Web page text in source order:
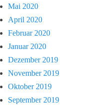
Mai 2020
April 2020
Februar 2020
Januar 2020
Dezember 2019
November 2019
Oktober 2019
September 2019